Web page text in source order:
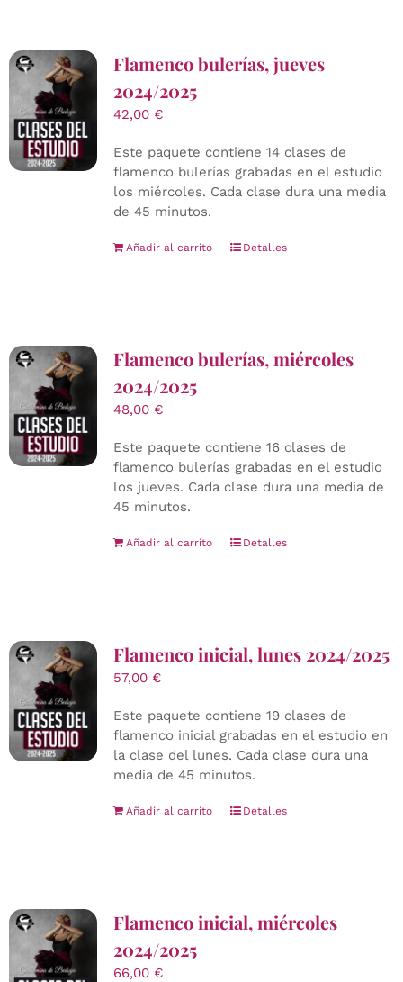
Flamenco bulerías, jueves
2024/2025
42,00 €
Este paquete contiene 14 clases de
flamenco bulerías grabadas en el estudio
los miércoles. Cada clase dura una media
de 45 minutos.
Añadir al carrito Detalles
Flamenco bulerías, miércoles
2024/2025
48,00 €
Este paquete contiene 16 clases de
flamenco bulerías grabadas en el estudio
los jueves. Cada clase dura una media de
45 minutos.
Añadir al carrito Detalles
Flamenco inicial, lunes 2024/2025
57,00 €
Este paquete contiene 19 clases de
flamenco inicial grabadas en el estudio en
la clase del lunes. Cada clase dura una
media de 45 minutos.
Añadir al carrito Detalles
Flamenco inicial, miércoles
2024/2025
66,00 €